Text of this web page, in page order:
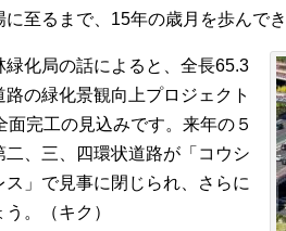
に至るまで、15年の歳月を歩んでき
緑化局の話によると、全長65.3
の緑化景観向上プロジェクト
面完工の見込みです。来年の５
二、三、四環状道路が「コウシ
ス」で見事に閉じられ、さらに
。（キク）